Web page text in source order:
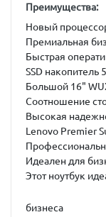
Преимущества:
Новый
Премиальная
Быстрая
SSD накопитель
Большой 16"
Соотношение
Высокая
Lenovo Premier
Идеален для
Этот ноутбук
бизнеса